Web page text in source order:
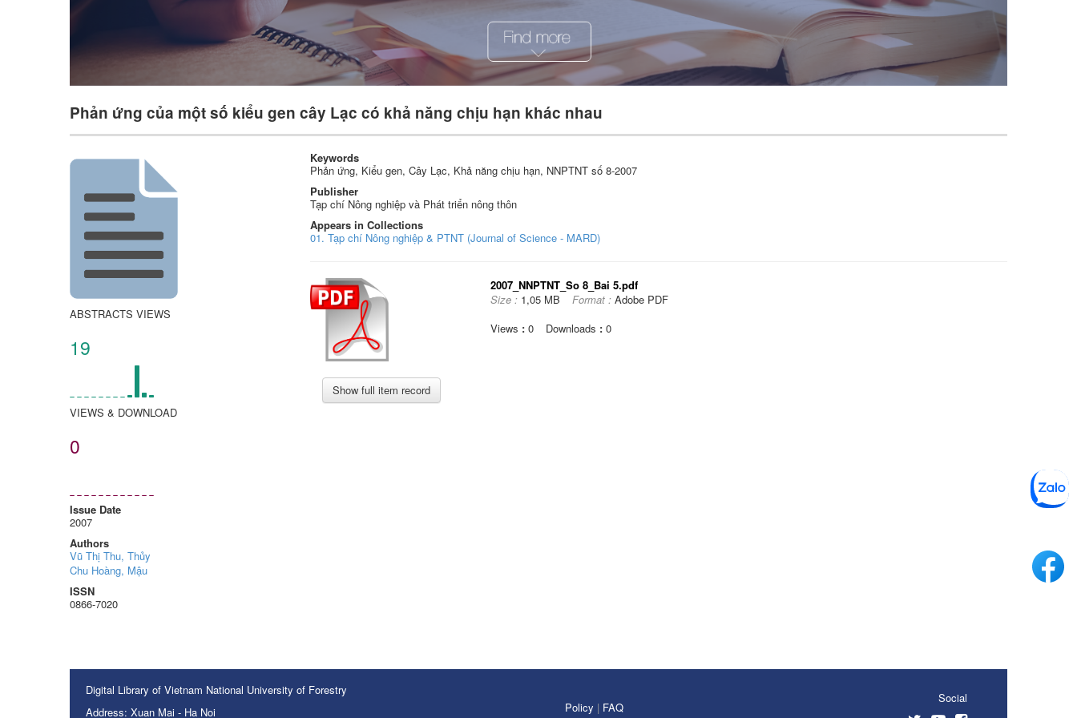
Phản ứng của một số kiểu gen cây Lạc có khả năng chịu hạn khác nhau
ABSTRACTS VIEWS
19
VIEWS & DOWNLOAD
0
Issue Date
2007
Authors
Vũ Thị Thu, Thủy
Chu Hoàng, Mậu
ISSN
0866-7020
Keywords
Phản ứng, Kiểu gen, Cây Lạc, Khả năng chịu hạn, NNPTNT số 8-2007
Publisher
Tạp chí Nông nghiệp và Phát triển nông thôn
Appears in Collections
01. Tạp chí Nông nghiệp & PTNT (Journal of Science - MARD)
2007_NNPTNT_So 8_Bai 5.pdf
Size : 1,05 MB Format : Adobe PDF
Views : 0 Downloads : 0
Show full item record
Digital Library of Vietnam National University of Forestry
Address: Xuan Mai - Ha Noi
Policy | FAQ
Social